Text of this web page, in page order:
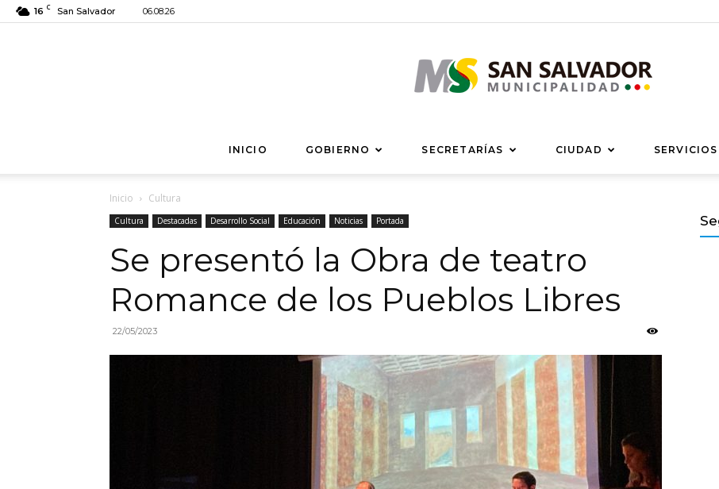
16 C San Salvador 06.08.26
Municipalidad
de
Salvador
INICIO GOBIERNO SECRETARÍAS CIUDAD SERVICIOS
Inicio Cultura
Cultura Destacadas Desarrollo Social Educación Noticias Portada
Se presentó la Obra de teatro
Romance de los Pueblos Libres
22/05/2023